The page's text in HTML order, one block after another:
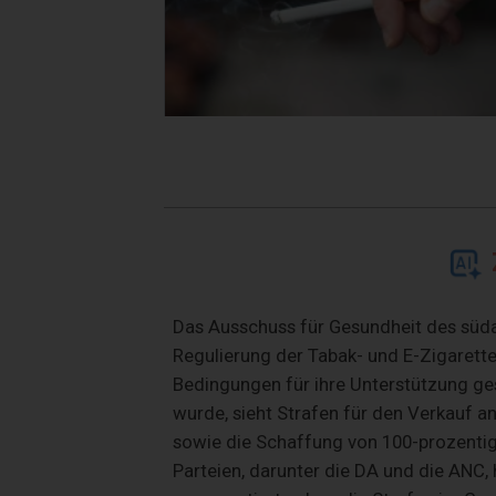
Das Ausschuss für Gesundheit des
Regulierung der Tabak- und E-
Bedingungen für ihre Unterstützung
wurde, sieht Strafen für den Verkauf
sowie die Schaffung von 100-
Parteien, darunter die DA und die